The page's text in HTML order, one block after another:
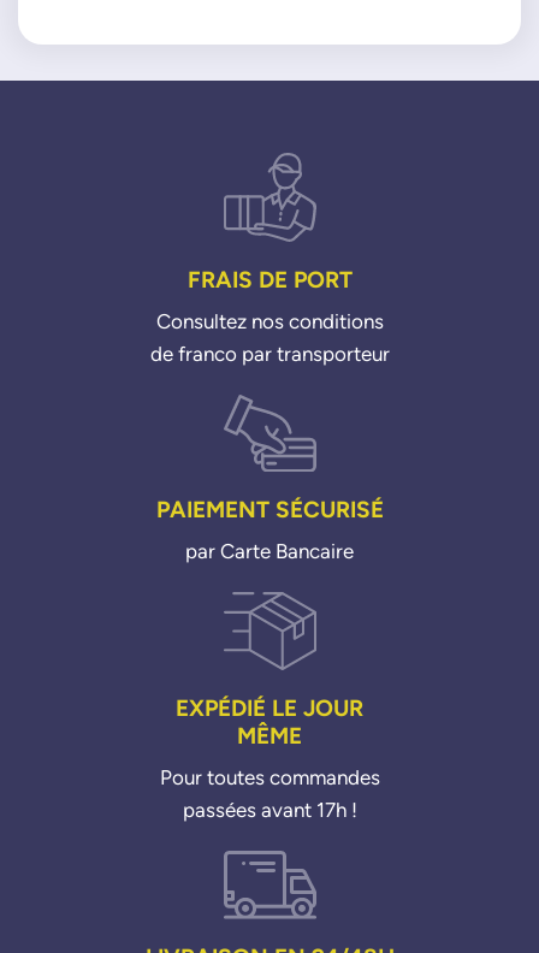
FRAIS DE PORT
Consultez nos conditions
de franco par transporteur
PAIEMENT SÉCURISÉ
par Carte Bancaire
EXPÉDIÉ LE JOUR
MÊME
Pour toutes commandes
passées avant 17h !